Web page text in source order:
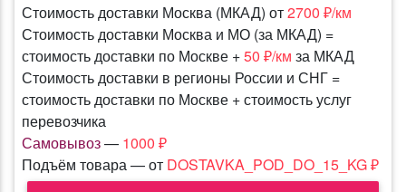
Стоимость доставки Москва (МКАД) от2700 ₽/км
Стоимость доставки Москва и МО (за МКАД) =
стоимость доставки по Москве +50 ₽/км за МКАД
Стоимость доставки в регионы России и СНГ =
стоимость доставки по Москве + стоимость услуг
перевозчика
Самовывоз— 1000 ₽
Подъём товара — от DOSTAVKA_POD_DO_15_KG ₽